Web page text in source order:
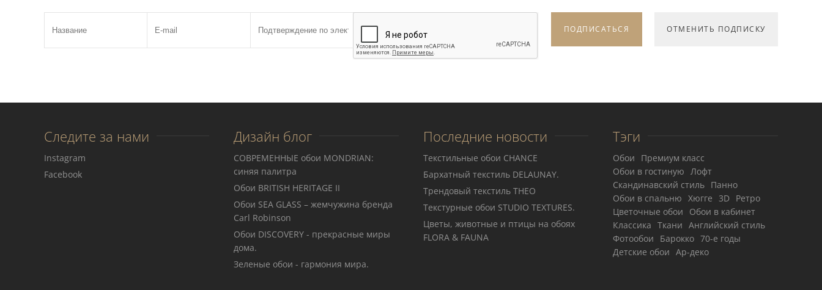
Следите за нами
Instagram
Facebook
Дизайн блог
СОВРЕМЕННЫЕ обои MONDRIAN:
синяя палитра
Обои BRITISH HERITAGE II
Обои SEA GLASS – жемчужина бренда
Carl Robinson
Обои DISCOVERY - прекрасные миры
дома.
Зеленые обои - гармония мира.
Последние новости
Текстильные обои CHANCE
Бархатный текстиль DELAUNAY.
Трендовый текстиль THEO
Teкстурные обои STUDIO TEXTURES.
Цветы, животные и птицы на обоях
FLORA & FAUNA
Тэги
Обои
Премиум класс
Обои в гостиную
Лофт
Скандинавский стиль Панно
Обои в спальню Хюгге 3D Ретро
Цветочные обои
Обои в кабинет
Классика Ткани Английский стиль
Фотообои
Барокко 70-е годы
Детские обои Ар-деко